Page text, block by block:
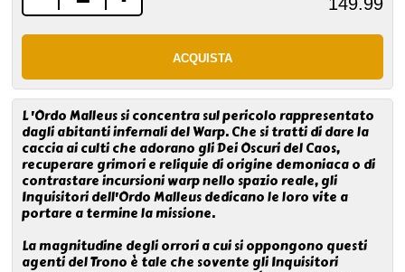
L 'Ordo Malleus si concentra sul pericolo rappresentato
dagli abitanti infernali del Warp. Che si tratti di dare la
caccia ai culti che adorano gli Dei Oscuri del Caos,
recuperare grimori e reliquie di origine demoniaca o di
contrastare incursioni warp nello spazio reale, gli
Inquisitori dell'Ordo Malleus dedicano le loro vite a
portare a termine la missione.
La magnitudine degli orrori a cui si oppongono questi
agenti del Trono è tale che sovente gli Inquisitori